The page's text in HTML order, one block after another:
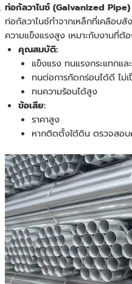
ท่อกัลวาไนซ์ (Galvanized Pipe)
ท่อกัลวาไนซ์ทำจากเหล็กที่เคลือบ
ความแข็งแรงสูง เหมาะกับงานที่ต้
คุณสมบัติ:
แข็งแรง ทนแรงกระแทกแล
ทนต่อการกัดกร่อนได้ดี ไม่
ทนความร้อนได้สูง
ข้อเสีย:
ราคาสูง
หากติดตั้งใต้ดิน ตรวจสอบ